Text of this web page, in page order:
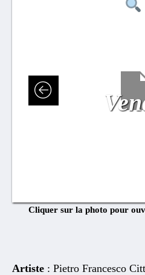
Cliquer sur la photo pour
Artiste : Pietro Francesco